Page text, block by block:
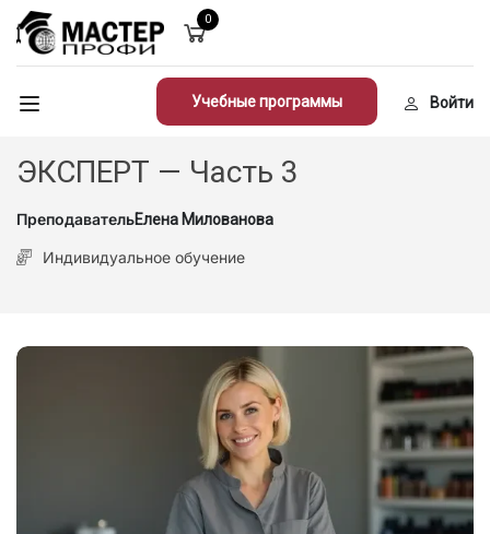
0
Учебные программы Войти
ЭКСПЕРТ — Часть 3
ПреподавательЕлена Милованова
Индивидуальное обучение